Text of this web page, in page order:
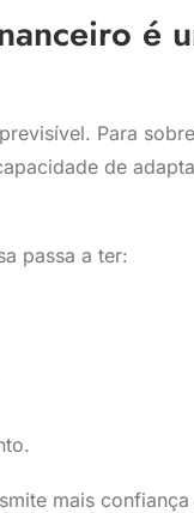
é
Para
de
passa a ter:
mais